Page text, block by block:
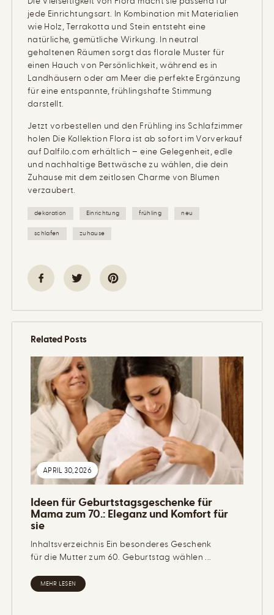
jede Einrichtungsart. In Kombination mit Materialien
wie Holz, Terrakotta und Stein entsteht eine
natürliche, gemütliche Wirkung. In neutral
gehaltenen Räumen sorgt das florale Muster für
einen Hauch von Persönlichkeit, während es in
Landhäusern oder am Meer die perfekte Ergänzung
für eine entspannte, frühlingshafte Stimmung
darstellt.
Jetzt vorbestellen und den Frühling ins Schlafzimmer
holen Die Kollektion Flora ist ab sofort im Vorverkauf
auf Dalfilo.com erhältlich – eine Gelegenheit, edle
und nachhaltige Bettwäsche zu wählen, die dein
Zuhause mit dem zeitlosen Charme von Blumen
verzaubert.
dekoration Einrichtung frühling neu
schlafen zuhause
Related Posts
APRIL 30, 2026
Ideen für Geburtstagsgeschenke für
Mama zum 70.: Eleganz und Komfort für
sie
Inhaltsverzeichnis Ein besonderes Geschenk
für die Mutter zum 60. Geburtstag wählen ...
MEHR LESEN